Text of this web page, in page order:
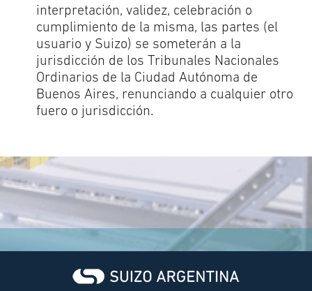
interpretación, validez, celebración o
cumplimiento de la misma, las partes (el
usuario y Suizo) se someterán a la
jurisdicción de los Tribunales Nacionales
Ordinarios de la Ciudad Autónoma de
Buenos Aires, renunciando a cualquier otro
fuero o jurisdicción.